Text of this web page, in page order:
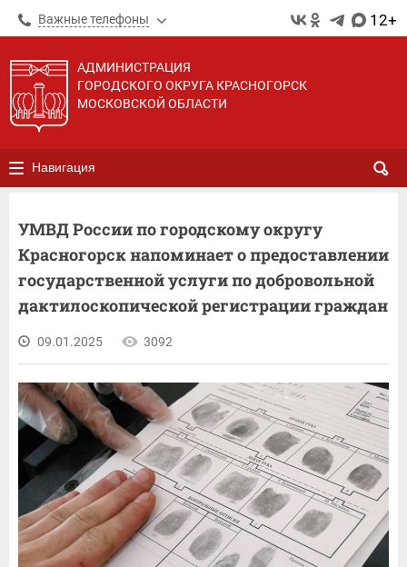
Важные телефоны 12+
АДМИНИСТРАЦИЯ
ГОРОДСКОГО ОКРУГА КРАСНОГОРСК
МОСКОВСКОЙ ОБЛАСТИ
Навигация
УМВД России по городскому округу
Красногорск напоминает о предоставлении
государственной услуги по добровольной
дактилоскопической регистрации граждан
09.01.2025 3092